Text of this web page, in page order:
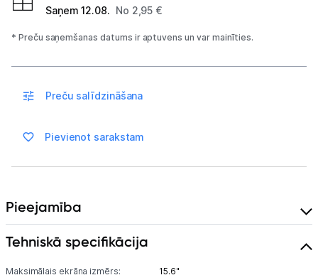
Sadzīves tehnika
Skaistumkopšana
Vēlmju saraksts
Blogs
Piegāde un apmaksa
Saņem 12.08. No 2,95 €
* Preču saņemšanas datums ir aptuvens un var mainīties.
Preču salīdzināšana
Pievienot sarakstam
Pieejamība
Tehniskā specifikācija
Maksimālais ekrāna izmērs: 15.6"